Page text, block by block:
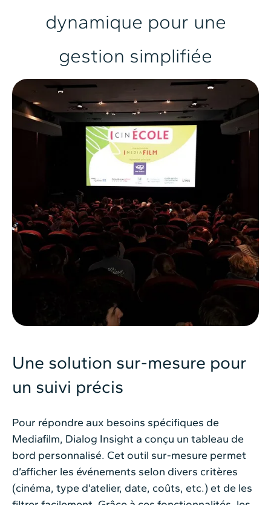
dynamique pour une
gestion simplifiée
Une solution sur-mesure pour
un suivi précis
Pour répondre aux besoins spécifiques de
Mediafilm, Dialog Insight a conçu un tableau de
bord personnalisé. Cet outil sur-mesure permet
d’afficher les événements selon divers critères
(cinéma, type d’atelier, date, coûts, etc.) et de les